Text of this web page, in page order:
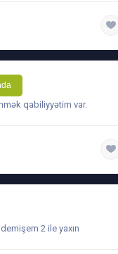
qabiliyyətim var.
2 ile yaxın